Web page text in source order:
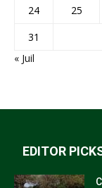
24
25
31
« Juil
EDITOR